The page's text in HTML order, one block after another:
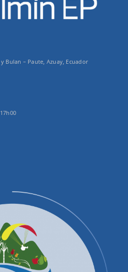
Bulan – Paute, Azuay, Ecuador